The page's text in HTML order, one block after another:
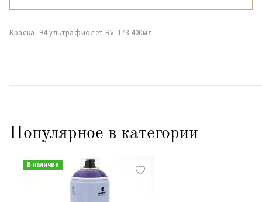
Краска 94 ультрафиолет RV-173 400мл
Популярное в категории
В наличии